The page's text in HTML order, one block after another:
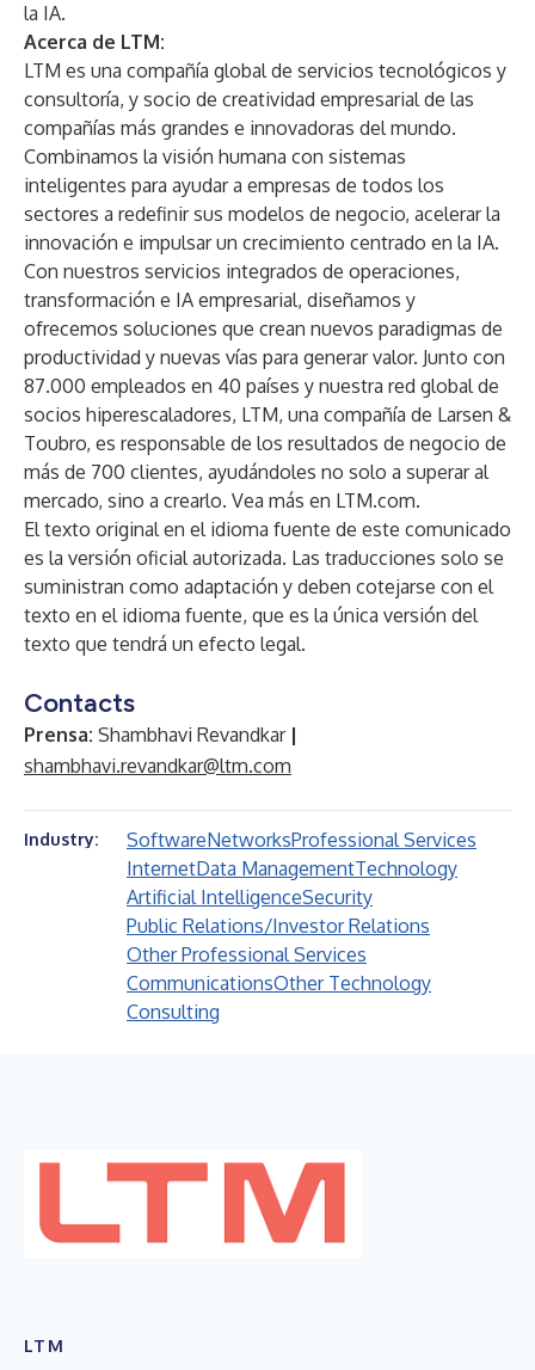
la IA.
Acerca de LTM:
LTM es una compañía global de servicios tecnológicos y
consultoría, y socio de creatividad empresarialde las
compañías más grandes e innovadoras del mundo.
Combinamos la visión humana con sistemas
inteligentes para ayudar a empresas de todos los
sectores a redefinir sus modelos de negocio, acelerar la
innovación e impulsar un crecimiento centrado en la IA.
Con nuestros servicios integrados de operaciones,
transformación e IA empresarial, diseñamos y
ofrecemos soluciones que crean nuevos paradigmas de
productividad y nuevas vías para generar valor. Junto con
87.000 empleados en 40 países y nuestra red global de
socios hiperescaladores, LTM, una compañía de Larsen &
Toubro, es responsable de los resultados de negocio de
más de 700 clientes, ayudándoles no solo a superar al
mercado, sino a crearlo. Vea más en LTM.com.
El texto original en el idioma fuente de este comunicado
es la versión oficial autorizada. Las traducciones solo se
suministran como adaptación y deben cotejarse con el
texto en el idioma fuente, que es la única versión del
texto que tendrá un efecto legal.
Contacts
Prensa: Shambhavi Revandkar |
shambhavi.revandkar@ltm.com
Industry: SoftwareNetworksProfessional Services
InternetData ManagementTechnology
Artificial IntelligenceSecurity
Public Relations/Investor Relations
Other Professional Services
CommunicationsOther Technology
Consulting
LTM